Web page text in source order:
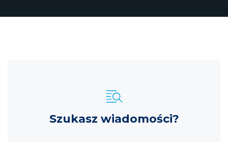
Szukasz wiadomości?